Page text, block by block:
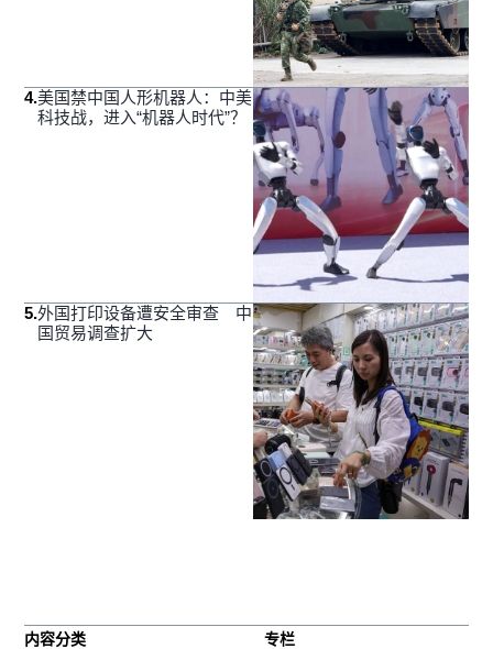
4.美国禁中国人形机器人：中美
科技战，进入“机器人时代”？
5.外国打印设备遭安全审查 中
国贸易调查扩大
内容分类 专栏